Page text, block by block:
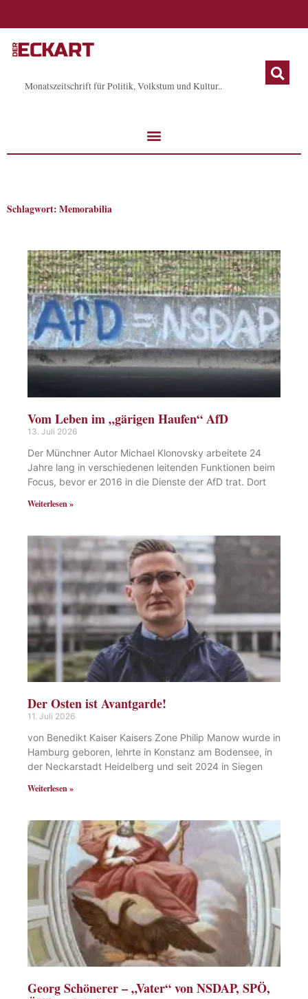
Monatszeitschrift für Politik, Volkstum und Kultur..
Schlagwort: Memorabilia
Vom Leben im „gärigen Haufen“ AfD
13. Juli 2026
Der Münchner Autor Michael Klonovsky arbeitete 24
Jahre lang in verschiedenen leitenden Funktionen beim
Focus, bevor er 2016 in die Dienste der AfD trat. Dort
Weiterlesen »
Der Osten ist Avantgarde!
11. Juli 2026
von Benedikt Kaiser Kaisers Zone Philip Manow wurde in
Hamburg geboren, lehrte in Konstanz am Bodensee, in
der Neckarstadt Heidelberg und seit 2024 in Siegen
Weiterlesen »
Georg Schönerer – „Vater“ von NSDAP, SPÖ,
SeiteSeiteSeiteSeiteSeite